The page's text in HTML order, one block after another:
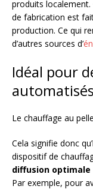
produits localement.
de fabrication est
production. Ce qui
d’autres sources d’
Idéal pour
automatisés
Le chauffage au
Cela signifie donc
dispositif de
diffusion
Par exemple, pour